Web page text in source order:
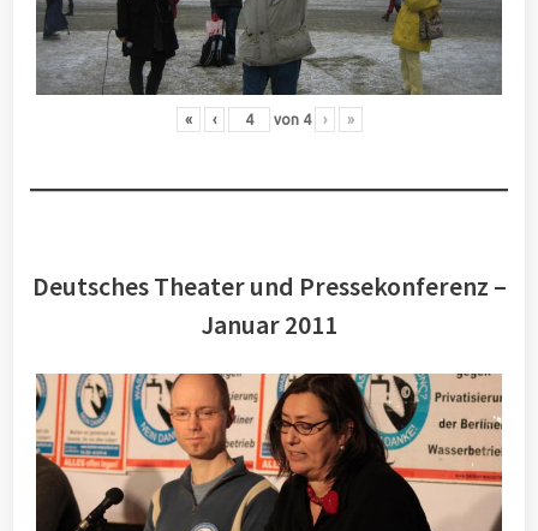
« ‹ von 4 › »
Deutsches Theater und Pressekonferenz –
Januar 2011